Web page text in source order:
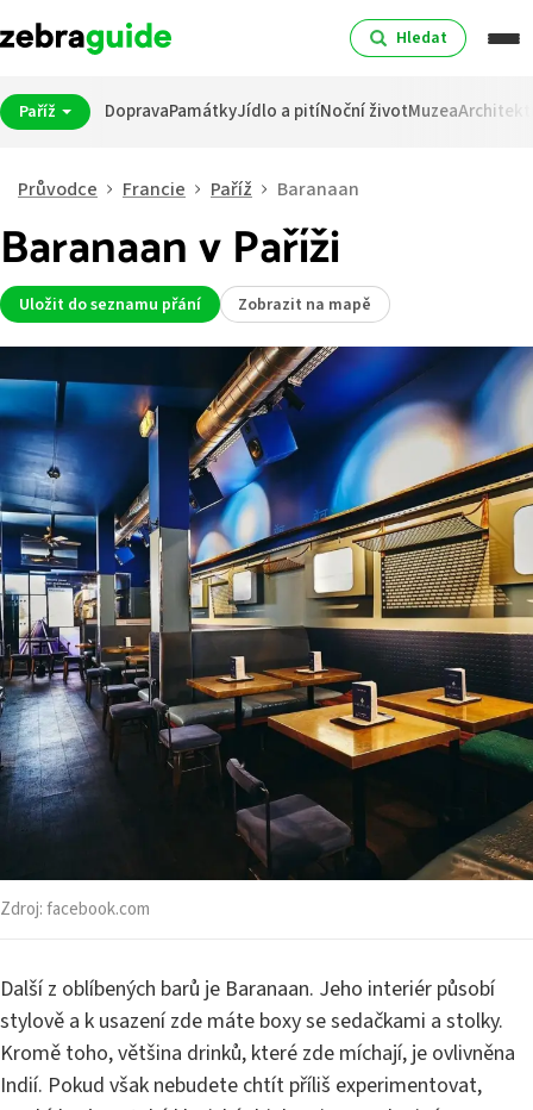
Hledat
Paříž DopravaPamátkyJídlo a pitíNoční životMuzea
Průvodce Francie Paříž Baranaan
Baranaan v Paříži
Uložit do seznamu přání Zobrazit na mapě
Zdroj:facebook.com
Další z oblíbených barů je Baranaan. Jeho interiér působí
stylově a k usazení zde máte boxy se sedačkami a stolky.
Kromě toho, většina drinků, které zde míchají, je ovlivněna
Indií. Pokud však nebudete chtít příliš experimentovat,